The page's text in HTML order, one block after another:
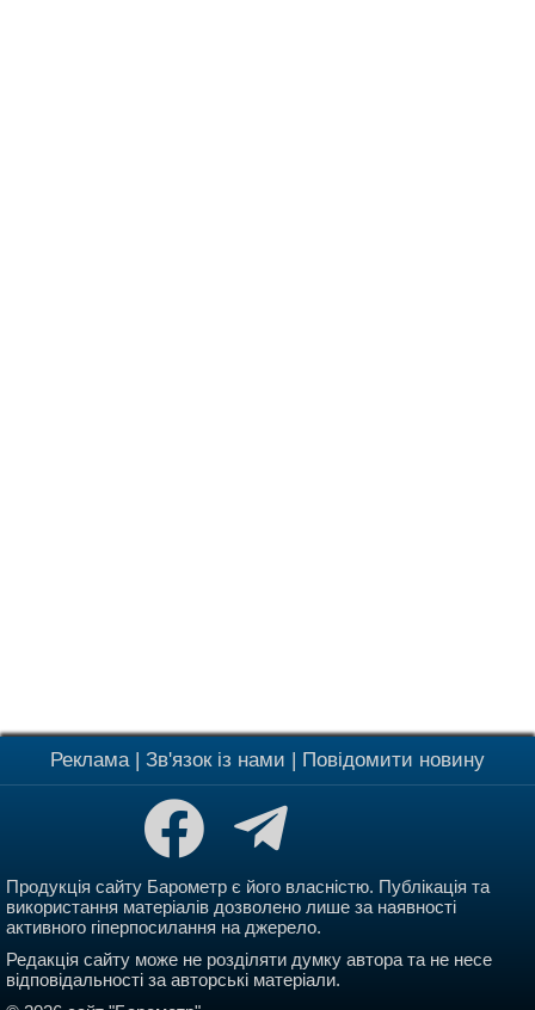
Реклама| Зв'язок із нами Повідомити новину
Продукція сайту Барометр є його власністю. Публікація та
використання матеріалів дозволено лише за наявності
активного гіперпосилання на джерело.
Редакція сайту може не розділяти думку автора та не несе
відповідальності за авторські матеріали.